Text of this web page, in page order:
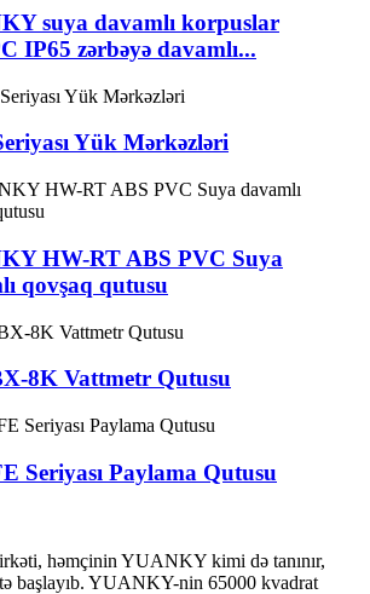
suya davamlı korpuslar
IP65 zərbəyə davamlı...
Yük Mərkəzləri
HW-RT ABS PVC Suya
qovşaq qutusu
8K Vattmetr Qutusu
Seriyası Paylama Qutusu
həmçinin YUANKY kimi də tanınır,
başlayıb. YUANKY-nin 65000 kvadrat